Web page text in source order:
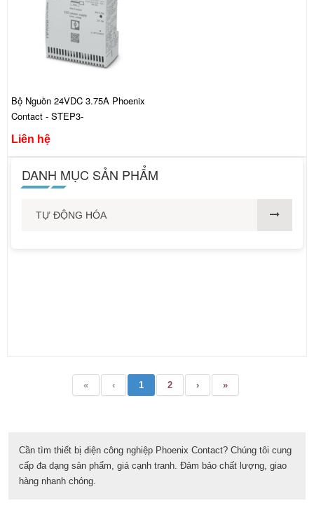
Bộ Nguồn 24VDC 3.75A Phoenix
Contact - STEP3-
PS/1AC/24DC/3.75/PT/LED
Liên hệ
DANH MỤC SẢN PHẨM
TỰ ĐỘNG HÓA
« ‹ 1 2 › »
Cần tìm thiết bị điện công nghiệp Phoenix Contact? Chúng tôi cung
cấp đa dạng sản phẩm, giá cạnh tranh. Đảm bảo chất lượng, giao
hàng nhanh chóng.